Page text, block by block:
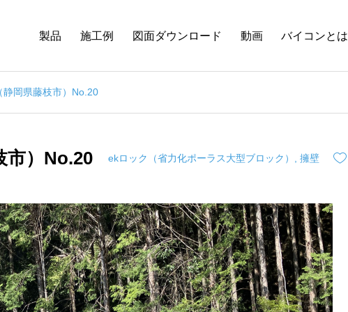
製品 施工例 図面ダウンロード 動画 バイコンとは
静岡県藤枝市）No.20
市）No.20 ekロック（省⼒化ポーラス⼤型ブロック） ,擁壁